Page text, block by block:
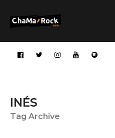
INÉS
Tag Archive